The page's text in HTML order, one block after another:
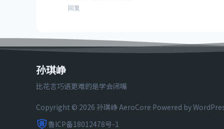
回复
孙琪峥
比花言巧语更难的是学会闭嘴
Copyright © 2026 孙琪峥AeroCore Powered by
鲁ICP备18012478号-1